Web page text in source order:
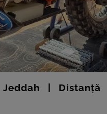
| Distanță